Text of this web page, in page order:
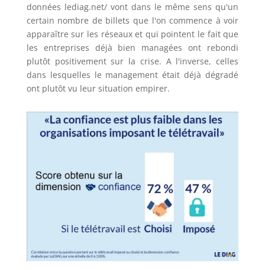
données lediag.net/ vont dans le même sens qu'un
certain nombre de billets que l'on commence à voir
apparaître sur les réseaux et qui pointent le fait que
les entreprises déjà bien managées ont rebondi
plutôt positivement sur la crise. A l'inverse, celles
dans lesquelles le management était déjà dégradé
ont plutôt vu leur situation empirer.